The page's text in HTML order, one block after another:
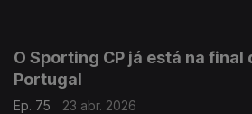
O Sporting CP já está na final
Portugal
Ep. 75
23 abr. 2026